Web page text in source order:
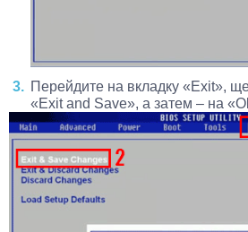
Перейдите на вкладку «Exit»,
«Exit and Save», а затем – на